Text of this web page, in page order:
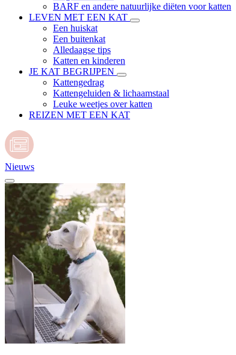
BARF en andere natuurlijke diëten voor katten
LEVEN MET EEN KAT
Een huiskat
Een buitenkat
Alledaagse tips
Katten en kinderen
JE KAT BEGRIJPEN
Kattengedrag
Kattengeluiden & lichaamstaal
Leuke weetjes over katten
REIZEN MET EEN KAT
Nieuws